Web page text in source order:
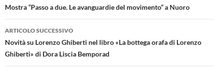
articolo
Mostra “Passo a due. Le avanguardie del movimento” a Nuoro
ARTICOLO SUCCESSIVO
Novità su Lorenzo Ghiberti nel libro «La bottega orafa di Lorenzo
Ghiberti» di Dora Liscia Bemporad